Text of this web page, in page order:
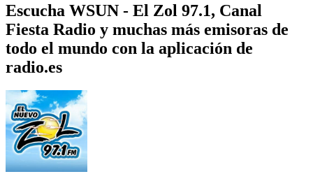
Escucha WSUN - El Zol 97.1, Canal
Fiesta Radio y muchas más emisoras de
todo el mundo con la aplicación de
radio.es